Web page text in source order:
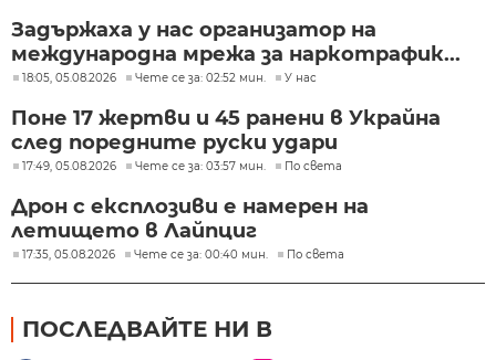
Задържаха у нас организатор на
международна мрежа за наркотрафик...
18:05, 05.08.2026 Чете се за: 02:52 мин. У нас
Поне 17 жертви и 45 ранени в Украйна
след поредните руски удари
17:49, 05.08.2026 Чете се за: 03:57 мин. По света
Дрон с експлозиви е намерен на
летището в Лайпциг
17:35, 05.08.2026 Чете се за: 00:40 мин. По света
ПОСЛЕДВАЙТЕ НИ В